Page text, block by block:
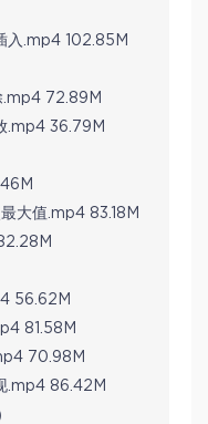
入.mp4 102.85M
.mp4 72.89M
.mp4 36.79M
大值.mp4 83.18M
56.62M
81.58M
70.98M
.mp4 86.42M